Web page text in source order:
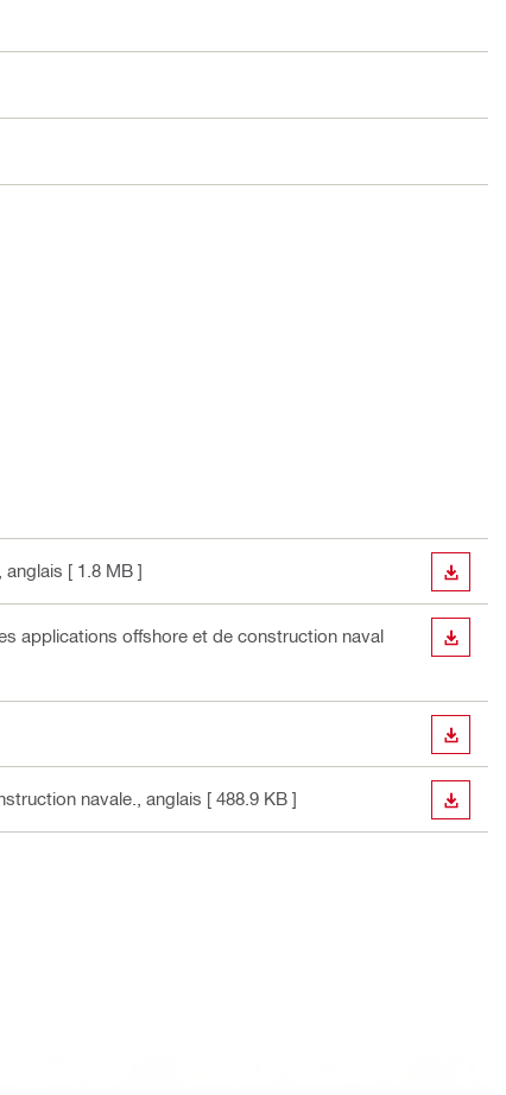
, anglais [ 1.8 MB ]
applications offshore et de construction naval
navale. , anglais [ 488.9 KB ]